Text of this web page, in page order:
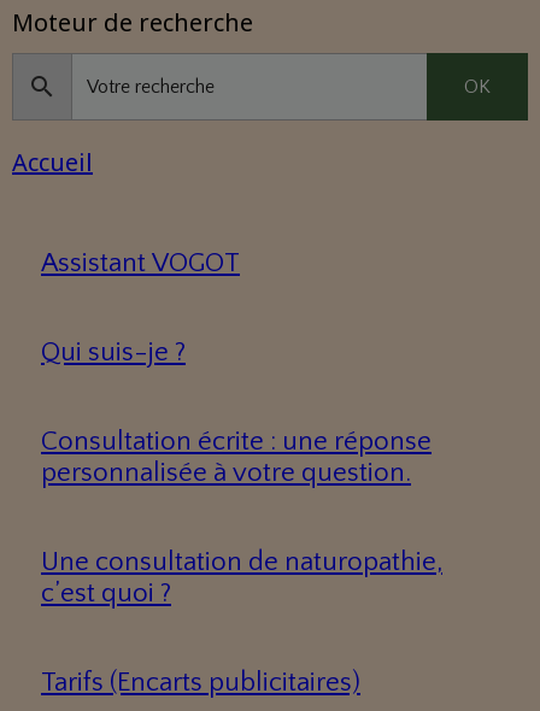
Moteur de recherche
OK
Accueil
Assistant VOGOT
Qui suis-je ?
Consultation écrite : une réponse
personnalisée à votre question.
Une consultation de naturopathie,
c’est quoi ?
Tarifs (Encarts publicitaires)